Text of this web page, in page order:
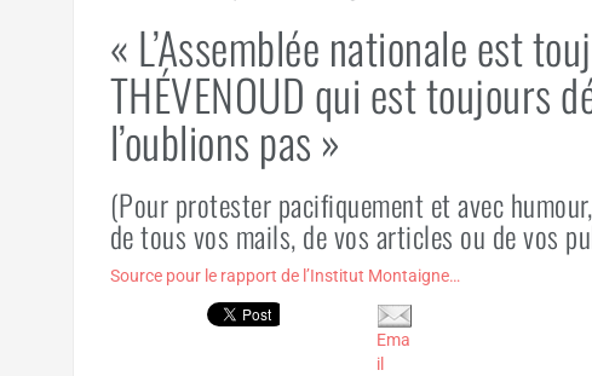
« L’Assemblée nationale est
THÉVENOUD qui est toujours
l’oublions pas »
(Pour protester pacifiquement et avec
de tous vos mails, de vos articles ou de vos
Source pour le rapport de l’Institut Montaigne…
Ema
il